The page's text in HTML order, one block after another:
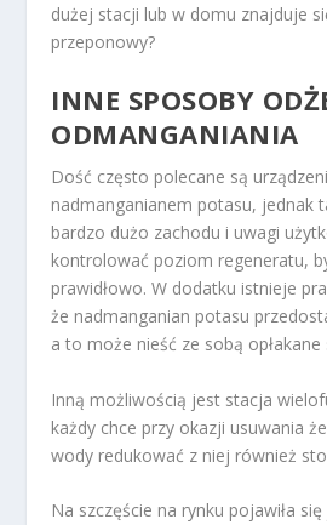
dużej stacji lub w domu znajduje
przeponowy?
INNE SPOSOBY
ODMANGANIANIA
Dość często polecane są
nadmanganianem potasu, jednak
bardzo dużo zachodu i uwagi
kontrolować poziom regeneratu,
prawidłowo. W dodatku istnieje
że nadmanganian potasu
a to może nieść ze sobą
Inną możliwością jest stacja
każdy chce przy okazji usuwania
wody redukować z niej również
Na szczęście na rynku pojawiła